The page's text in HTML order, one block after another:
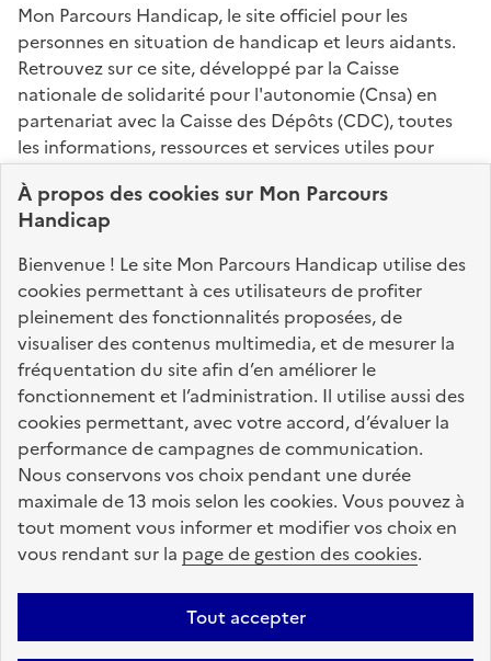
À propos descookiessur Mon Parcours
Handicap
Bienvenue ! Le site Mon Parcours Handicap utilise des
cookies permettant à ces utilisateurs de profiter
pleinement des fonctionnalités proposées, de
visualiser des contenus multimedia, et de mesurer la
fréquentation du site afin d’en améliorer le
fonctionnement et l’administration. Il utilise aussi des
cookies permettant, avec votre accord, d’évaluer la
performance de campagnes de communication.
Nous conservons vos choix pendant une durée
maximale de 13 mois selon les cookies. Vous pouvez à
tout moment vous informer et modifier vos choix en
vous rendant sur la page de gestion des cookies.
Tout accepter
Mon Parcours Handicap, le site officiel pour les
personnes en situation de handicap et leurs aidants.
Retrouvez sur ce site, développé par la Caisse
nationale de solidarité pour l'autonomie (Cnsa) en
partenariat avec la Caisse des Dépôts (CDC), toutes
les informations, ressources et services utiles pour
connaître vos droits, effectuer vos démarches,
identifier vos interlocuteurs.
Nos sites partenaires
info.gouv.fr service-public.fr legifrance.gouv.fr
data.gouv.fr
Nos partenaires
La Caisse des Dépôts
accompagne les parcours
de vie
Plan du site Accessibilité : totalement conforme Mentions légales
Données personnelles CGU Politique des cookies